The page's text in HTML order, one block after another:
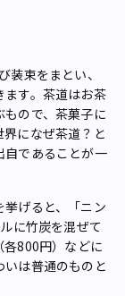
装束をまとい、
す。茶道はお茶
ので、茶菓子に
界になぜ茶道？と
自であることが一
げると、「ニン
に竹炭を混ぜて
800円）などに
は普通のものと